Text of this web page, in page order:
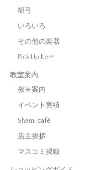
胡弓
いろいろ
その他の楽器
Pick Up Item
教室案内
教室案内
イベント実績
Shami café
店主挨拶
マスコミ掲載